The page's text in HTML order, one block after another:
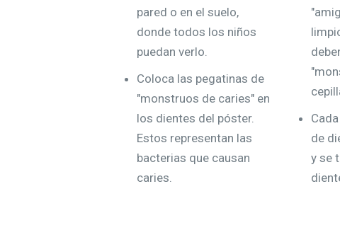
pared o en el suelo,
donde todos los niños
puedan verlo.
Coloca las pegatinas de
"monstruos de caries" en
los dientes del póster.
Estos representan las
bacterias que causan
caries.
de
y se